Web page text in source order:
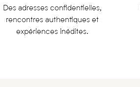
Des adresses confidentielles,
rencontres authentiques et
expériences inédites.